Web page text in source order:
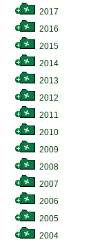
2017
2016
2015
2014
2013
2012
2011
2010
2009
2008
2007
2006
2005
2004